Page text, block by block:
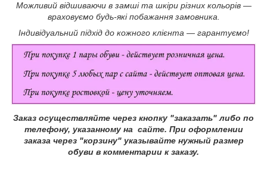
Можливий відшиваючи в замші та шкіри різних кольорів ―
враховуємо будь-які побажання замовника.
Індивідуальний підхід до кожного клієнта ― гарантуємо!
Заказ осуществляйте через кнопку "заказать" либо по
телефону, указанному на сайте. При оформлении
заказа через "корзину" указывайте нужный размер
обуви в комментарии к заказу.